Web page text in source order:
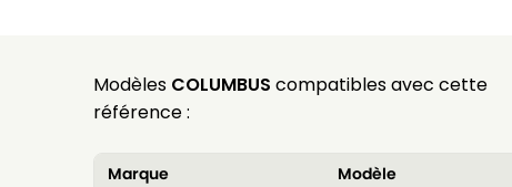
Modèles COLUMBUS compatibles avec cette
référence :
Marque
Modèle